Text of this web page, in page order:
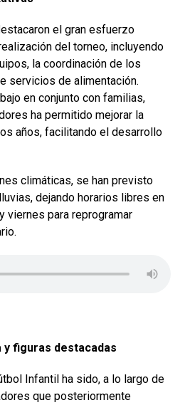
el gran esfuerzo
del torneo, incluyendo
la coordinación de los
servicios de alimentación.
en conjunto con familias,
ha permitido mejorar la
años, facilitando el desarrollo
climáticas, se han previsto
dejando horarios libres en
viernes para reprogramar
figuras destacadas
Infantil ha sido, a lo largo de
que posteriormente